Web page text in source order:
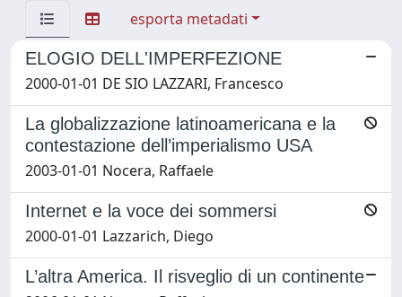
esporta metadati
ELOGIO DELL'IMPERFEZIONE
2000-01-01 DE SIO LAZZARI, Francesco
La globalizzazione latinoamericana e la
contestazione dell’imperialismo USA
2003-01-01 Nocera, Raffaele
Internet e la voce dei sommersi
2000-01-01 Lazzarich, Diego
L’altra America. Il risveglio di un continente